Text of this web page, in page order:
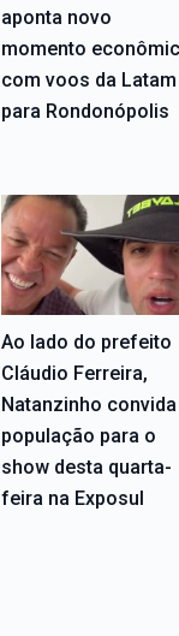
aponta novo
momento
com voos da Latam
para Rondonópolis
Ao lado do prefeito
Cláudio Ferreira,
Natanzinho convida
população para o
show desta quarta-
feira na Exposul